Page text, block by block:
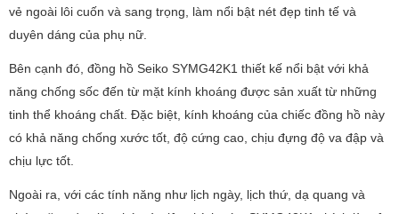
vẻ ngoài lôi cuốn và sang trọng, làm nổi bật nét đẹp tinh tế và
duyên dáng của phụ nữ.
Bên cạnh đó, đồng hồ Seiko SYMG42K1 thiết kế nổi bật với khả
năng chống sốc đến từ mặt kính khoáng được sản xuất từ những
tinh thể khoáng chất. Đặc biệt, kính khoáng của chiếc đồng hồ này
có khả năng chống xước tốt, độ cứng cao, chịu đựng độ va đập và
chịu lực tốt.
Ngoài ra, với các tính năng như lịch ngày, lịch thứ, dạ quang và